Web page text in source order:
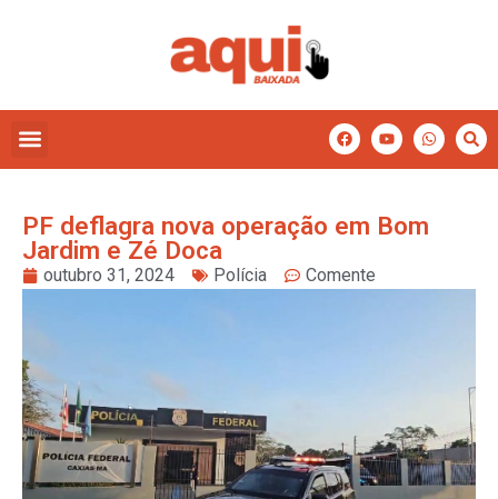
PF deflagra nova operação em Bom
Jardim e Zé Doca
outubro 31, 2024 Polícia Comente